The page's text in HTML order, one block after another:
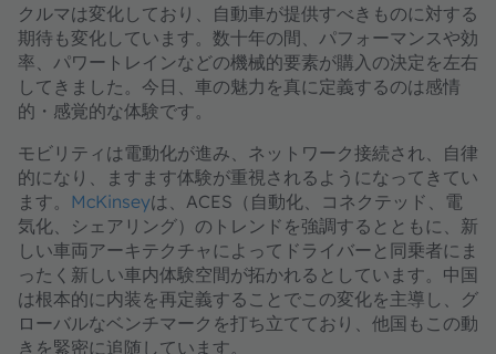
クルマは変化しており、自動車が提供すべきものに対する
期待も変化しています。数十年の間、パフォーマンスや効
率、パワートレインなどの機械的要素が購入の決定を左右
してきました。今日、車の魅力を真に定義するのは感情
的・感覚的な体験です。
モビリティは電動化が進み、ネットワーク接続され、自律
的になり、ますます体験が重視されるようになってきてい
ます。 McKinseyは、ACES（自動化、コネクテッド、電
気化、シェアリング）のトレンドを強調するとともに、新
しい車両アーキテクチャによってドライバーと同乗者にま
ったく新しい車内体験空間が拓かれるとしています。中国
は根本的に内装を再定義することでこの変化を主導し、グ
ローバルなベンチマークを打ち立てており、他国もこの動
きを緊密に追随しています。